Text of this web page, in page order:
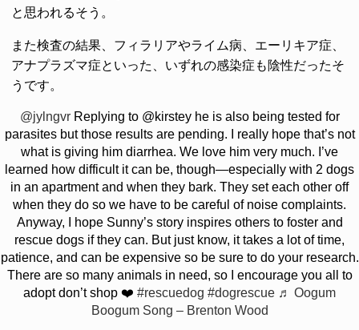
と思われるそう。
また検査の結果、フィラリアやライム病、エーリキア症、
アナプラズマ症といった、いずれの感染症も陰性だったそ
うです。
@jylngvrReplying to @kirstey he is also being tested for
parasites but those results are pending. I really hope that’s not
what is giving him diarrhea. We love him very much. I’ve
learned how difficult it can be, though—especially with 2 dogs
in an apartment and when they bark. They set each other off
when they do so we have to be careful of noise complaints.
Anyway, I hope Sunny’s story inspires others to foster and
rescue dogs if they can. But just know, it takes a lot of time,
patience, and can be expensive so be sure to do your research.
There are so many animals in need, so I encourage you all to
adopt don’t shop ❤️ #rescuedog #dogrescue ♬ Oogum
Boogum Song – Brenton Wood